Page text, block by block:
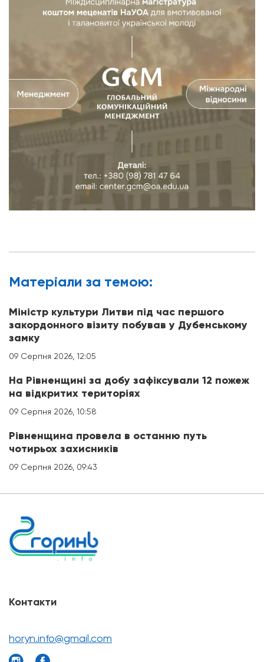
Матерiали за темою:
Міністр культури Литви під час першого
закордонного візиту побував у Дубенському
замку
09 Серпня 2026, 12:05
На Рівненщині за добу зафіксували 12 пожеж
на відкритих територіях
09 Серпня 2026, 10:58
Рівненщина провела в останню путь
чотирьох захисників
09 Серпня 2026, 09:43
Контакти
horyn.info@gmail.com